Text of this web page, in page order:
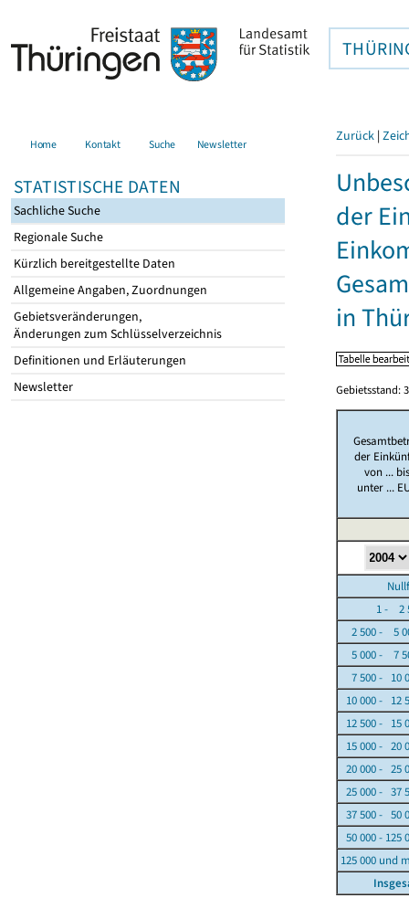
Home Kontakt Suche Newsletter
STATISTISCHE DATEN
Sachliche Suche
Regionale Suche
Kürzlich bereitgestellte Daten
Allgemeine Angaben, Zuordnungen
Gebietsveränderungen,
Änderungen zum Schlüsselverzeichnis
Definitionen und Erläuterungen
Newsletter
Zurück |
der
in
Gebietsstand:
der
von ...
unter ...
1 - 2
2 500 - 5
5 000 - 7
7 500 - 10
10 000 - 12
12 500 - 15
15 000 - 20
20 000 - 25
25 000 - 37
37 500 - 50
50 000 - 125
125 000 und